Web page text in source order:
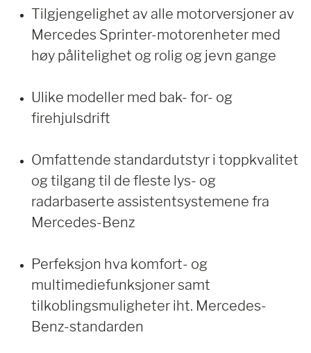
Tilgjengelighet av alle motorversjoner av
Mercedes Sprinter-motorenheter med
høy pålitelighet og rolig og jevn gange
Ulike modeller med bak- for- og
firehjulsdrift
Omfattende standardutstyr i toppkvalitet
og tilgang til de fleste lys- og
radarbaserte assistentsystemene fra
Mercedes-Benz
Perfeksjon hva komfort- og
multimediefunksjoner samt
tilkoblingsmuligheter iht. Mercedes-
Benz-standarden